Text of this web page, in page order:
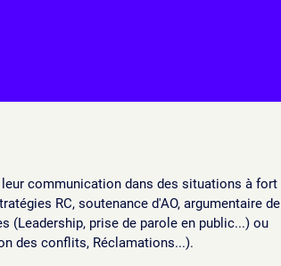
communication dans des situations à fort
RC, soutenance d'AO, argumentaire de
(Leadership, prise de parole en public...) ou
des conflits, Réclamations...).